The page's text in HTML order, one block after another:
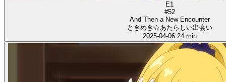
E1
#52
And Then a New Encounter
ときめき☆あたらしい出会い
2025-04-06 24 min